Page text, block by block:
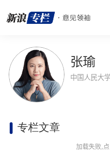
张瑜
中国人民大
专栏文章
加载失败,